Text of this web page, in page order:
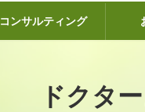
コンサルティング
ドクタ